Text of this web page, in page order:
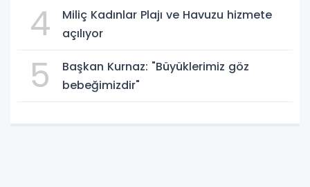
4
Miliç Kadınlar Plajı ve Havuzu hizmete
açılıyor
5
Başkan Kurnaz: "Büyüklerimiz göz
bebeğimizdir"